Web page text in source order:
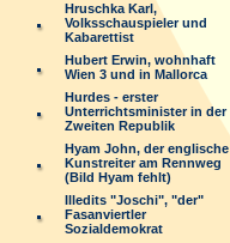
Hruschka Karl,
Volksschauspieler und
Kabarettist
Hubert Erwin, wohnhaft
Wien 3 und in Mallorca
Hurdes - erster
Unterrichtsminister in der
Zweiten Republik
Hyam John, der englische
Kunstreiter am Rennweg
(Bild Hyam fehlt)
Illedits "Joschi", "der"
Fasanviertler
Sozialdemokrat